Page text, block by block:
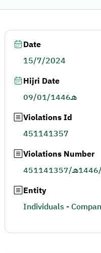
Date
15/7/2024
Hijri Date
09/01/1446هـ
Violations Id
451141357
Violations Number
Entity
Individuals -